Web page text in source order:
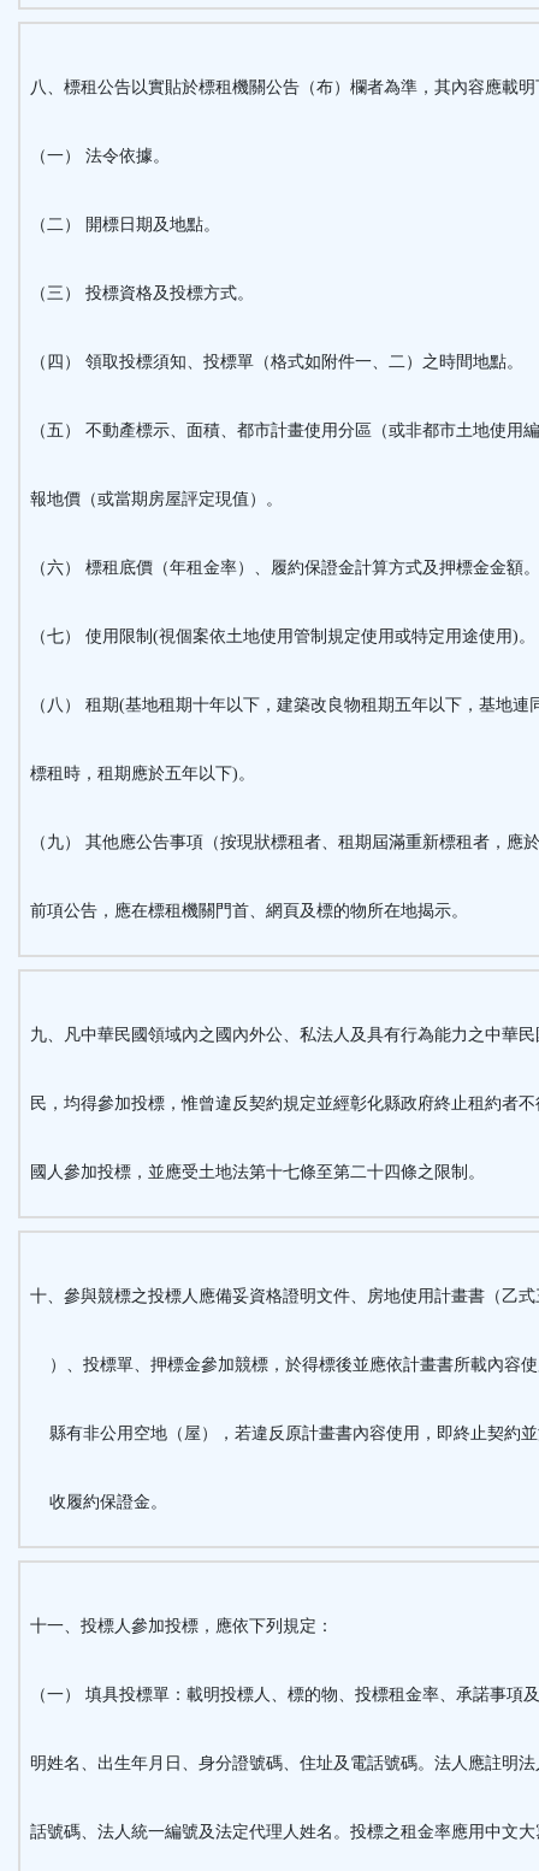
八、標租公告以實貼於標租機關公告（布）欄者為準，其內容應載
（一） 法令依據。
（二） 開標日期及地點。
（三） 投標資格及投標方式。
（四） 領取投標須知、投標單（格式如附件一、二）之時間地點。
（五） 不動產標示、面積、都市計畫使用分區（或非都市土地使用
報地價（或當期房屋評定現值）。
（六） 標租底價（年租金率）、履約保證金計算方式及押標金金額。
（七） 使用限制(視個案依土地使用管制規定使用或特定用途使用)。
（八） 租期(基地租期十年以下，建築改良物租期五年以下，基地連
標租時，租期應於五年以下)。
（九） 其他應公告事項（按現狀標租者、租期屆滿重新標租者，應
前項公告，應在標租機關門首、網頁及標的物所在地揭示。
九、凡中華民國領域內之國內外公、私法人及具有行為能力之中華
民，均得參加投標，惟曾違反契約規定並經彰化縣政府終止租約者
國人參加投標，並應受土地法第十七條至第二十四條之限制。
十、參與競標之投標人應備妥資格證明文件、房地使用計畫書（乙式
）、投標單、押標金參加競標，於得標後並應依計畫書所載內容
縣有非公用空地（屋），若違反原計畫書內容使用，即終止契約
收履約保證金。
十一、投標人參加投標，應依下列規定：
（一） 填具投標單：載明投標人、標的物、投標租金率、承諾事項
明姓名、出生年月日、身分證號碼、住址及電話號碼。法人應註明
話號碼、法人統一編號及法定代理人姓名。投標之租金率應用中文